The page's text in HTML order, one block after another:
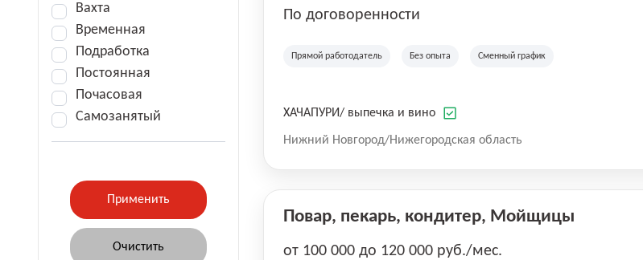
Вахта
Временная
Подработка
Постоянная
Почасовая
Самозанятый
По договоренности
Прямой работодатель Без опыта Сменный график
ХАЧАПУРИ/ выпечка и вино
Нижний Новгород/Нижегородская область
Повар, пекарь, кондитер, Мойщицы
от 100 000 до 120 000 руб./мес.